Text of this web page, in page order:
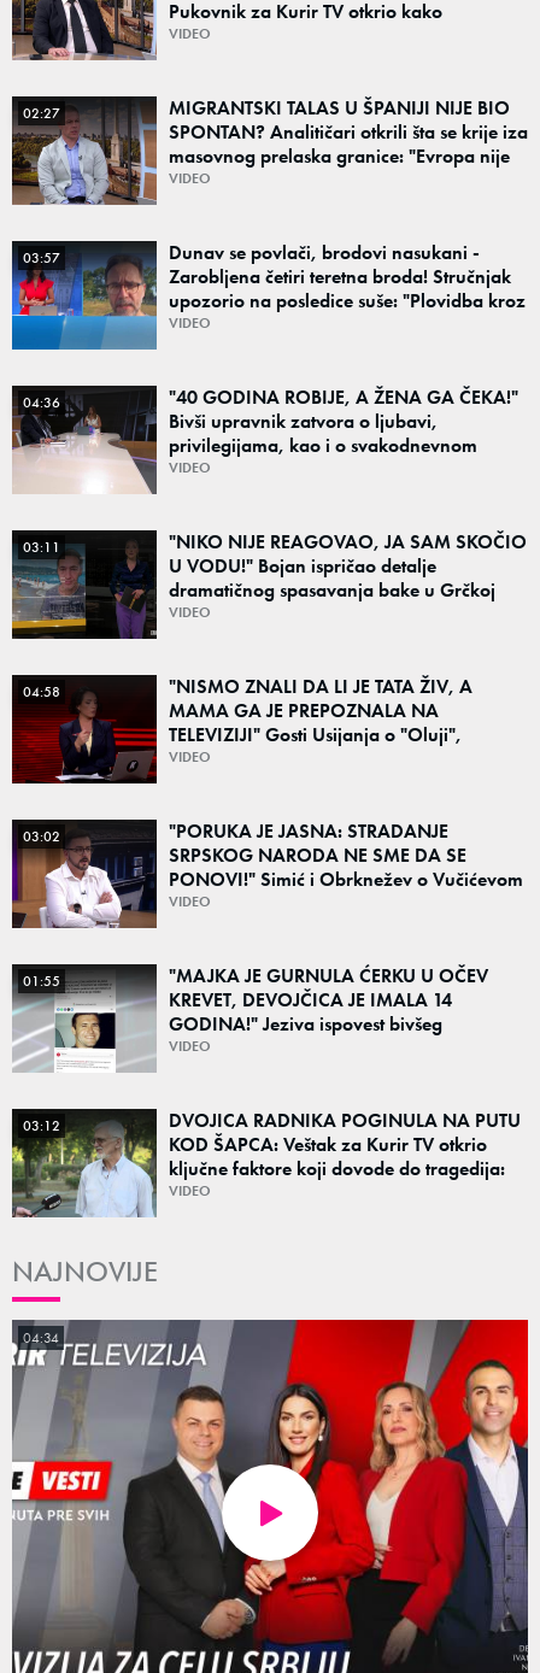
Pukovnik za Kurir TV otkrio kako
funkcionišu kriminalne grupe: "Važno je
VIDEO
02:27
MIGRANTSKI TALAS U ŠPANIJI NIJE BIO
SPONTAN? Analitičari otkrili šta se krije iza
masovnog prelaska granice: "Evropa nije
dovoljno naučila iz prethodne krize"
VIDEO
03:57
Dunav se povlači, brodovi nasukani -
Zarobljena četiri teretna broda! Stručnjak
upozorio na posledice suše: "Plovidba kroz
Srbiju je najmanji problem"
VIDEO
04:36
"40 GODINA ROBIJE, A ŽENA GA ČEKA!"
Bivši upravnik zatvora o ljubavi,
privilegijama, kao i o svakodnevnom
životu osuđenika iza rešetaka
VIDEO
03:11
"NIKO NIJE REAGOVAO, JA SAM SKOČIO
U VODU!" Bojan ispričao detalje
dramatičnog spasavanja bake u Grčkoj
VIDEO
04:58
"NISMO ZNALI DA LI JE TATA ŽIV, A
MAMA GA JE PREPOZNALA NA
TELEVIZIJI" Gosti Usijanja o "Oluji",
egzodusu Srba i stravičnim svedočenjima
VIDEO
03:02
"PORUKA JE JASNA: STRADANJE
SRPSKOG NARODA NE SME DA SE
PONOVI!" Simić i Obrknežev o Vučićevom
govoru i porukama jedinstva: "Od prošlosti
VIDEO
01:55
"MAJKA JE GURNULA ĆERKU U OČEV
KREVET, DEVOJČICA JE IMALA 14
GODINA!" Jeziva ispovest bivšeg
upravnika zatvora: Dobio sedam godina
VIDEO
03:12
DVOJICA RADNIKA POGINULA NA PUTU
KOD ŠAPCA: Veštak za Kurir TV otkrio
ključne faktore koji dovode do tragedija:
"Vozaču može da padne mrak na oči od
VIDEO
NAJNOVIJE
04:34